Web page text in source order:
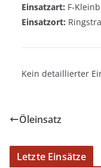
Einsatzart: F-
Einsatzort:
Kein detaillierter
Öleinsatz
Letzte Einsätze